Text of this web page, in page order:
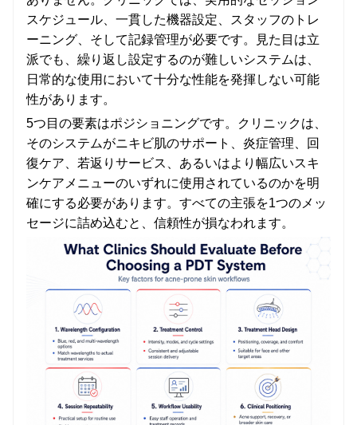
スケジュール、一貫した機器設定、スタッフのトレ
ーニング、そして記録管理が必要です。見た目は立
派でも、繰り返し設定するのが難しいシステムは、
日常的な使用において十分な性能を発揮しない可能
性があります。
5つ目の要素はポジショニングです。クリニックは、
そのシステムがニキビ肌のサポート、炎症管理、回
復ケア、若返りサービス、あるいはより幅広いスキ
ンケアメニューのいずれに使用されているのかを明
確にする必要があります。すべての主張を1つのメッ
セージに詰め込むと、信頼性が損なわれます。